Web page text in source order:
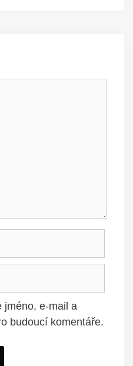
jméno, e-mail a
budoucí komentáře.